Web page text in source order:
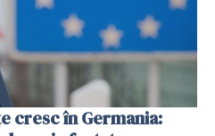
cresc în Germania: